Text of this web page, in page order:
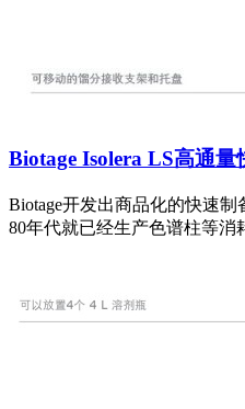
Biotage Isolera LS高通量
Biotage开发出商品化的快速
80年代就已经生产色谱柱等